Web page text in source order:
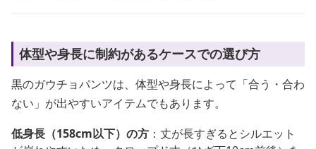
体型や身長に制約があるケースでの選び方
黒のガウチョパンツは、体型や身長によって「合う・合わ
ない」が出やすいアイテムでもあります。
低身長（158cm以下）の方 ：丈が長すぎるとシルエット